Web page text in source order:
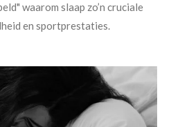
waarom slaap zo’n cruciale
en sportprestaties.